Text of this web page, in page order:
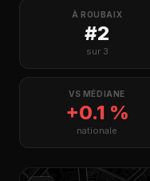
À ROUBAIX
#2
sur 3
VS MÉDIANE
+0.1 %
nationale